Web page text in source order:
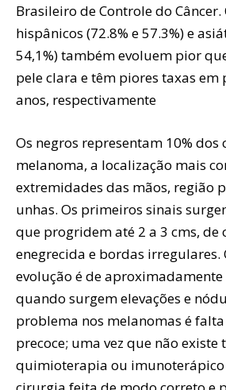
Brasileiro de Controle do Câncer.
hispânicos (72.8% e 57.3%) e
54,1%) também evoluem pior
pele clara e têm piores taxas em
anos, respectivamente
Os negros representam 10% dos
melanoma, a localização mais
extremidades das mãos, região
unhas. Os primeiros sinais
que progridem até 2 a 3 cms, de
enegrecida e bordas irregulares.
evolução é de aproximadamente
quando surgem elevações e
problema nos melanomas é
precoce; uma vez que não
quimioterapia ou imunoterápico